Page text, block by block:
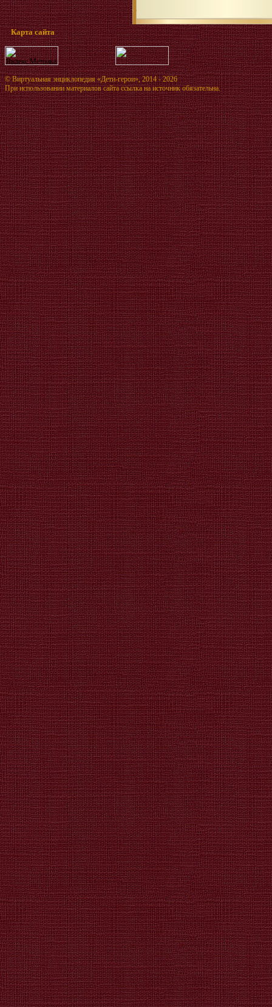
Карта сайта
©Виртуальная энциклопедия «Дети-герои», 2014 - 2026
При использовании материалов сайта ссылка на источник обязательна.